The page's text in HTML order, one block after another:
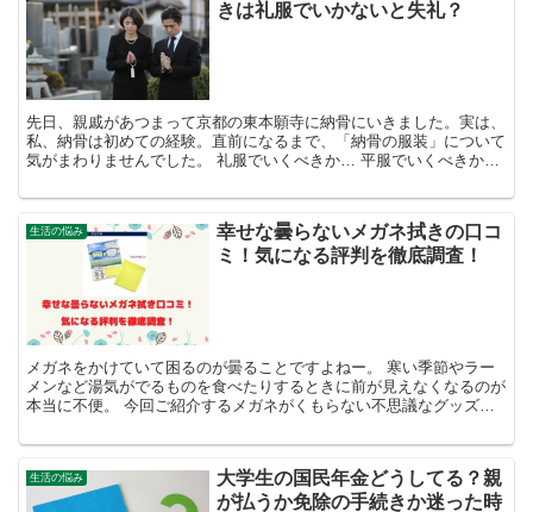
きは礼服でいかないと失礼？
先日、親戚があつまって京都の東本願寺に納骨にいきました。実は、
私、納骨は初めての経験。直前になるまで、「納骨の服装」について
気がまわりませんでした。 礼服でいくべきか… 平服でいくべきか…
生活の悩み
幸せな曇らないメガネ拭きの口コ
ミ！気になる評判を徹底調査！
メガネをかけていて困るのが曇ることですよねー。 寒い季節やラー
メンなど湯気がでるものを食べたりするときに前が見えなくなるのが
本当に不便。 今回ご紹介するメガネがくもらない不思議なグッズ
生活の悩み
大学生の国民年金どうしてる？親
が払うか免除の手続きか迷った時